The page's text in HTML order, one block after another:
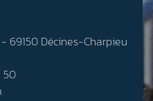
69150 Décines-Charpieu
50